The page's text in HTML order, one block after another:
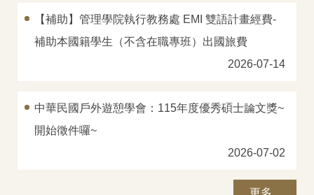
【補助】管理學院執行教務處 EMI 雙語計畫經費-
補助本國籍學生（不含在職專班）出國旅費
2026-07-14
中華民國戶外遊憩學會：115年度優秀碩士論文獎~
開始徵件囉~
2026-07-02
更多...